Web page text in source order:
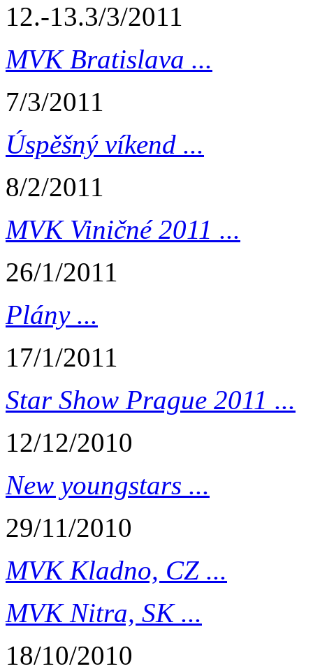
12.-13.3/3/2011
MVK Bratislava ...
7/3/2011
Úspěšný víkend ...
8/2/2011
MVK Viničné 2011 ...
26/1/2011
Plány ...
17/1/2011
Star Show Prague 2011 ...
12/12/2010
New youngstars ...
29/11/2010
MVK Kladno, CZ ...
MVK Nitra, SK ...
18/10/2010